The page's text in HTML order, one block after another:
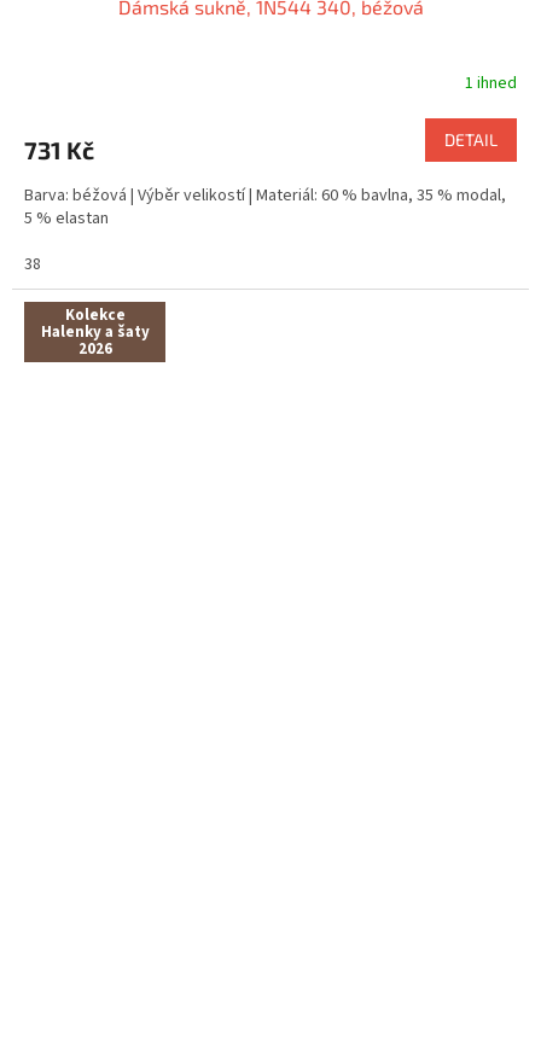
Dámská sukně, 1N544 340, béžová
1 ihned
731 Kč DETAIL
Barva: béžová | Výběr velikostí | Materiál: 60 % bavlna, 35 % modal,
5 % elastan
38
Kolekce
Halenky a šaty
2026